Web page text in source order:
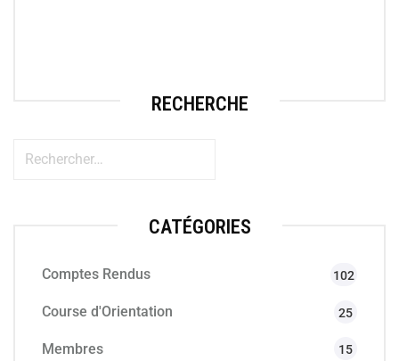
RECHERCHE
CATÉGORIES
Comptes Rendus 102
Course d'Orientation 25
Membres 15